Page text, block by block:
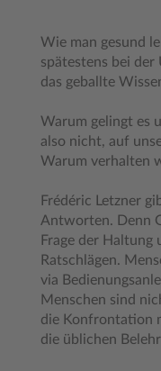
Wie man gesund
spätestens bei der
das geballte
Warum gelingt es
also nicht, auf
Warum verhalten
Frédéric Letzner
Antworten. Denn
Frage der
Ratschlägen.
via
Menschen sind
die Konfrontation
die üblichen